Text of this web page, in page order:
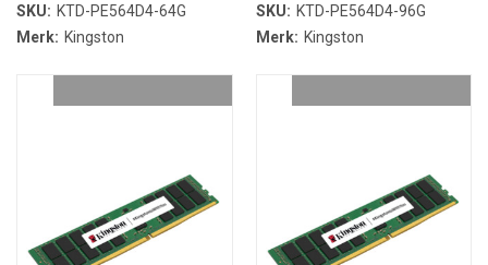
SKU: KTD-PE564D4-64G
Merk: Kingston
SKU: KTD-PE564D4-96G
Merk: Kingston